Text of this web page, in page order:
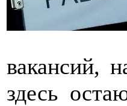
вакансий,
здесь